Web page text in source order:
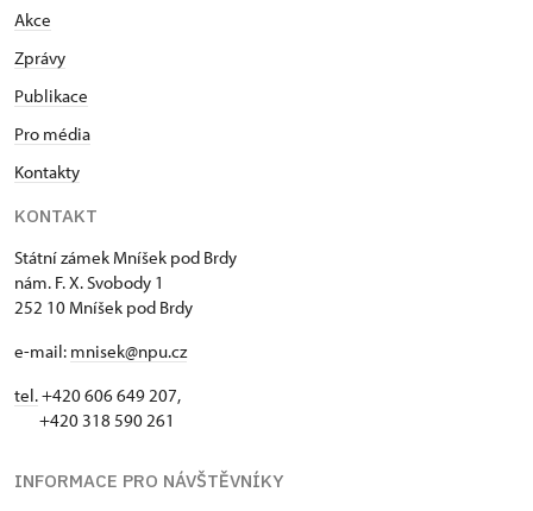
Akce
Zprávy
Publikace
Pro média
Kontakty
KONTAKT
Státní zámek Mníšek pod Brdy
nám. F. X. Svobody 1
252 10 Mníšek pod Brdy
e-mail: mnisek@npu.cz
tel.+420 606 649 207,
+420 318 590 261
INFORMACE PRO NÁVŠTĚVNÍKY